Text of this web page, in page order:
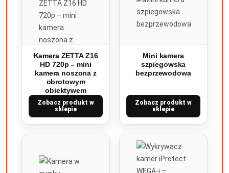
Kamera ZETTA Z16
HD 720p – mini
kamera noszona z
obrotowym
obiektywem
Zobacz produkt w
sklepie
Mini kamera
szpiegowska
bezprzewodowa
Zobacz produkt w
sklepie